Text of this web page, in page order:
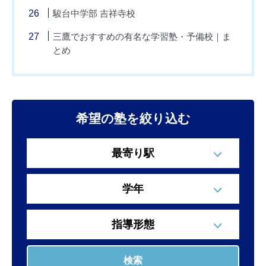
駿台中学部 吉祥寺校
三鷹でおすすめの有名な学習塾・予備校｜ま
とめ
希望の塾を絞り込む
最寄り駅
学年
指導形態
検索